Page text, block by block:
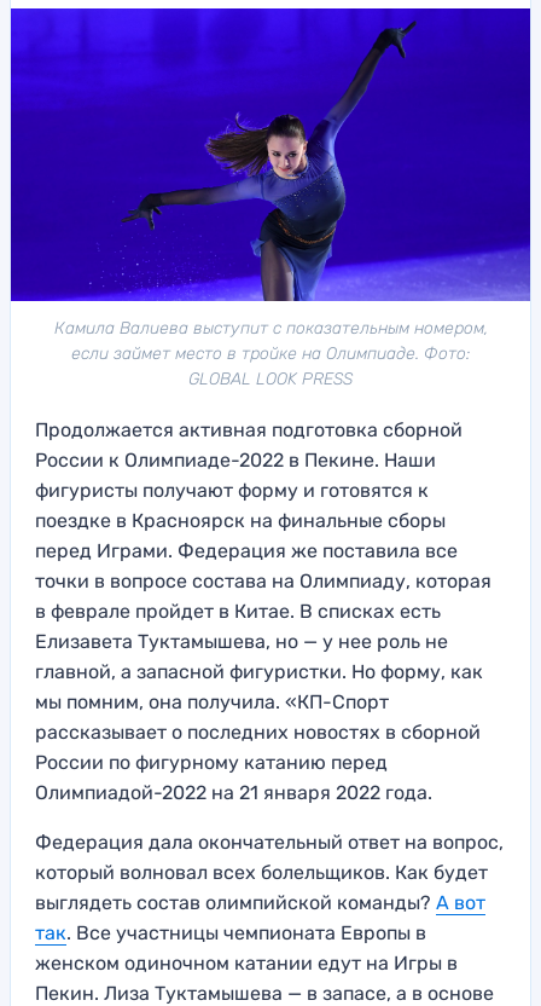
Камила Валиева выступит с показательным номером,
если займет место в тройке на Олимпиаде. Фото:
GLOBAL LOOK PRESS
Продолжается активная подготовка сборной
России к Олимпиаде-2022 в Пекине. Наши
фигуристы получают форму и готовятся к
поездке в Красноярск на финальные сборы
перед Играми. Федерация же поставила все
точки в вопросе состава на Олимпиаду, которая
в феврале пройдет в Китае. В списках есть
Елизавета Туктамышева, но — у нее роль не
главной, а запасной фигуристки. Но форму, как
мы помним, она получила. «КП-Спорт
рассказывает о последних новостях в сборной
России по фигурному катанию перед
Олимпиадой-2022 на 21 января 2022 года.
Федерация дала окончательный ответ на вопрос,
который волновал всех болельщиков. Как будет
выглядеть состав олимпийской команды? А вот
так. Все участницы чемпионата Европы в
женском одиночном катании едут на Игры в
Пекин. Лиза Туктамышева — в запасе, а в основе